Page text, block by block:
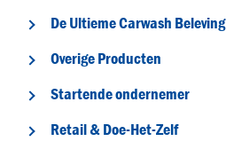
De Ultieme Carwash Beleving
Overige Producten
Startende ondernemer
Retail & Doe-Het-Zelf